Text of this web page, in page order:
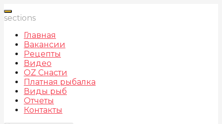
sections
Главная
Вакансии
Рецепты
Видео
OZ Снасти
Платная рыбалка
Виды рыб
Отчеты
Контакты